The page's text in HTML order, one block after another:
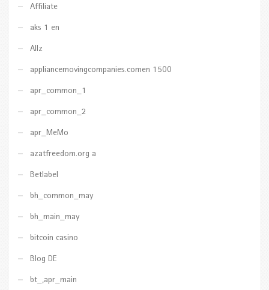
Affiliate
aks 1 en
Allz
appliancemovingcompanies.comen 1500
apr_common_1
apr_common_2
apr_MeMo
azatfreedom.org a
Betlabel
bh_common_may
bh_main_may
bitcoin casino
Blog DE
bt_,apr_main